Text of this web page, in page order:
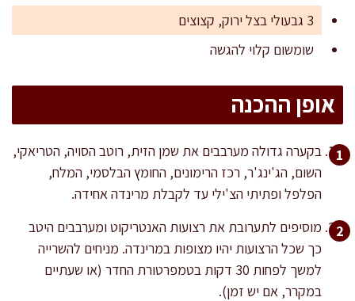
3 גבעולי בצל ירוק, קצוצים
שומשום קלוי להגשה
אופן ההכנה
בקערה גדולה מערבבים את שמן הזית, רוטב הסויה, הטריאקי,
השום, הג'ינג'ר, רכז הרימונים, החומץ הבלסמי, המלח,
הפלפל ופתיתי הצ'ילי עד לקבלת מרינדה אחידה.
מוסיפים לתערובת את רצועות האנטריקוט ומערבבים היטב
כך שכל הרצועות יהיו מצופות במרינדה. מניחים להשרייה
למשך לפחות 30 דקות בטמפרטורת החדר (או שעתיים
במקרר, אם יש זמן).